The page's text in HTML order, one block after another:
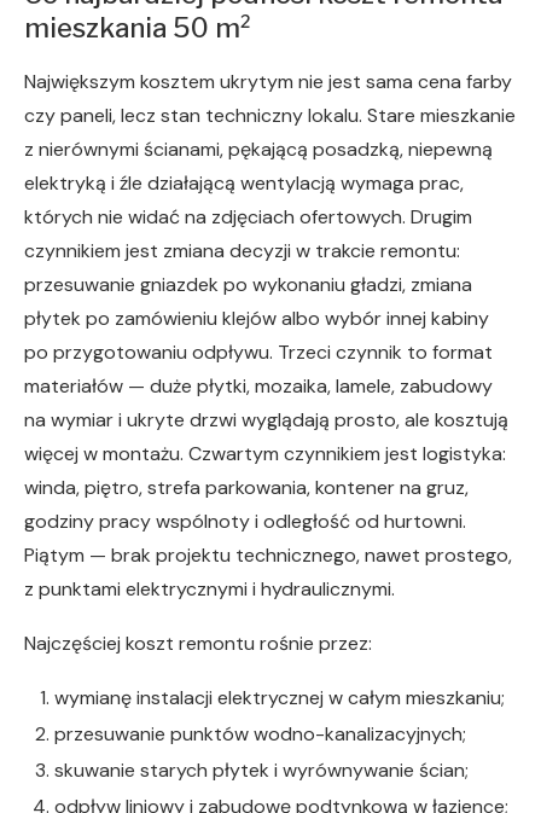
mieszkania 50 m²
Największym kosztem ukrytym nie jest sama cena farby
czy paneli, lecz stan techniczny lokalu. Stare mieszkanie
z nierównymi ścianami, pękającą posadzką, niepewną
elektryką i źle działającą wentylacją wymaga prac,
których nie widać na zdjęciach ofertowych. Drugim
czynnikiem jest zmiana decyzji w trakcie remontu:
przesuwanie gniazdek po wykonaniu gładzi, zmiana
płytek po zamówieniu klejów albo wybór innej kabiny
po przygotowaniu odpływu. Trzeci czynnik to format
materiałów — duże płytki, mozaika, lamele, zabudowy
na wymiar i ukryte drzwi wyglądają prosto, ale kosztują
więcej w montażu. Czwartym czynnikiem jest logistyka:
winda, piętro, strefa parkowania, kontener na gruz,
godziny pracy wspólnoty i odległość od hurtowni.
Piątym — brak projektu technicznego, nawet prostego,
z punktami elektrycznymi i hydraulicznymi.
Najczęściej koszt remontu rośnie przez:
wymianę instalacji elektrycznej w całym mieszkaniu;
przesuwanie punktów wodno-kanalizacyjnych;
skuwanie starych płytek i wyrównywanie ścian;
odpływ liniowy i zabudowę podtynkową w łazience;